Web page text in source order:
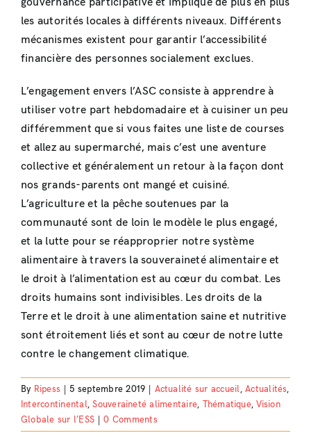
les autorités locales à différents niveaux. Différents
mécanismes existent pour garantir l’accessibilité
financière des personnes socialement exclues.
L’engagement envers l’ASC consiste à apprendre à
utiliser votre part hebdomadaire et à cuisiner un peu
différemment que si vous faites une liste de courses
et allez au supermarché, mais c’est une aventure
collective et généralement un retour à la façon dont
nos grands-parents ont mangé et cuisiné.
L’agriculture et la pêche soutenues par la
communauté sont de loin le modèle le plus engagé,
et la lutte pour se réapproprier notre système
alimentaire à travers la souveraineté alimentaire et
le droit à l’alimentation est au cœur du combat. Les
droits humains sont indivisibles. Les droits de la
Terre et le droit à une alimentation saine et nutritive
sont étroitement liés et sont au cœur de notre lutte
contre le changement climatique.
By Ripess 5 septembre 2019 Actualité sur accueil,Actualités,
Intercontinental,Souveraineté alimentaire, Thématique,Vision
Globale sur l’ESS
0 Comments